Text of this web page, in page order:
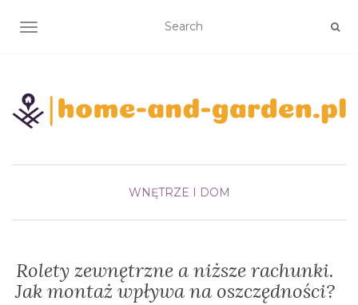
TOGGLE NAVIGATION
WNĘTRZE I DOM
Rolety zewnętrzne a niższe rachunki.
Jak montaż wpływa na oszczędności?